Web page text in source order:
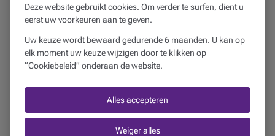
Delen op
Leestijd
3 min
Auteur
Publicatie datum
Gepubliceerd in
Deze website gebruikt cookies. Om verder te surfen, dient u
eerst uw voorkeuren aan te geven.
Uw keuze wordt bewaard gedurende 6 maanden. U kan op
elk moment uw keuze wijzigen door te klikken op
“Cookiebeleid” onderaan de website.
Alles accepteren
Weiger alles